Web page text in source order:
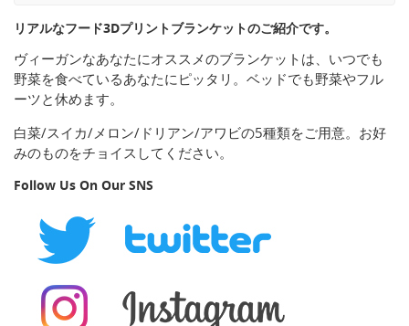
リアルなフード3Dプリントブランケットのご紹介です。
ヴィーガンなあなたにオススメのブランケットは、いつでも
野菜を食べているあなたにピッタリ。ベッドでも野菜やフル
ーツと休めます。
白菜/スイカ/メロン/ドリアン/アワビの5種類をご用意。お好
みのものをチョイスしてください。
Follow Us On Our SNS